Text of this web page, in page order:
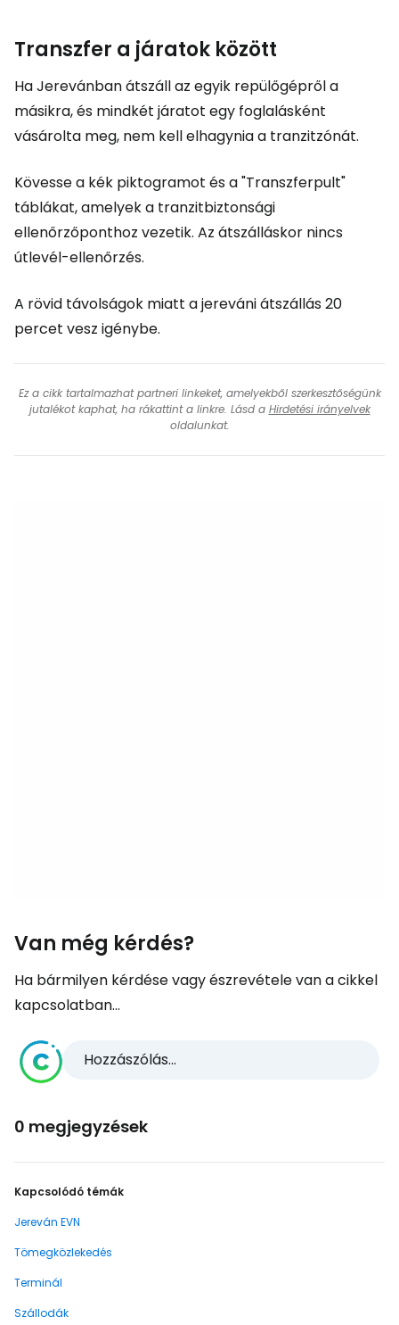
Transzfer a járatok között
Ha Jerevánban átszáll az egyik repülőgépről a
másikra, és mindkét járatot egy foglalásként
vásárolta meg, nem kell elhagynia a tranzitzónát.
Kövesse a kék piktogramot és a "Transzferpult"
táblákat, amelyek a tranzitbiztonsági
ellenőrzőponthoz vezetik. Az átszálláskor nincs
útlevél-ellenőrzés.
A rövid távolságok miatt a jereváni átszállás 20
percet vesz igénybe.
Ez a cikk tartalmazhat partneri linkeket, amelyekből szerkesztőségünk
jutalékot kaphat, ha rákattint a linkre. Lásd a Hirdetési irányelvek
oldalunkat.
Van még kérdés?
Ha bármilyen kérdése vagy észrevétele van a cikkel
kapcsolatban...
Hozzászólás...
0 megjegyzések
Kapcsolódó témák
Jereván EVN
Tömegközlekedés
Terminál
Szállodák